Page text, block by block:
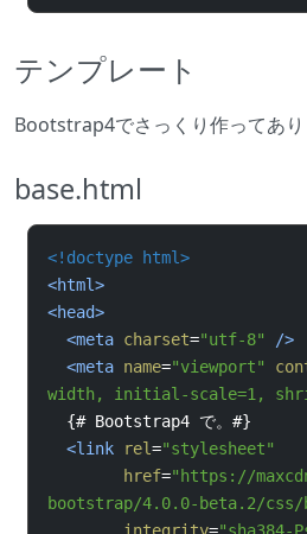
テンプレート
Bootstrap4でさっくり作ってあり
base.html
<!doctype html>
<html>
<head>
<meta charset="utf-8"
/>
<meta name="viewport"
width, initial-scale=1,
{# Bootstrap4 で。#}
<link rel="stylesheet"
href="https://
bootstrap/4.0.0-beta.2/css/
integrity="sha384-